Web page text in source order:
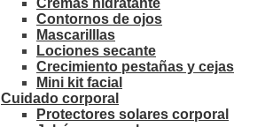
Cremas hidratante
Contornos de ojos
Mascarilllas
Lociones secante
Crecimiento pestañas y cejas
Mini kit facial
Cuidado corporal
Protectores solares corporal